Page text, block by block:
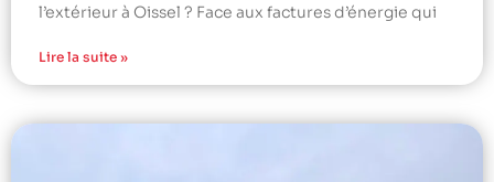
l’extérieur à Oissel ? Face aux factures d’énergie qui
Lire la suite »